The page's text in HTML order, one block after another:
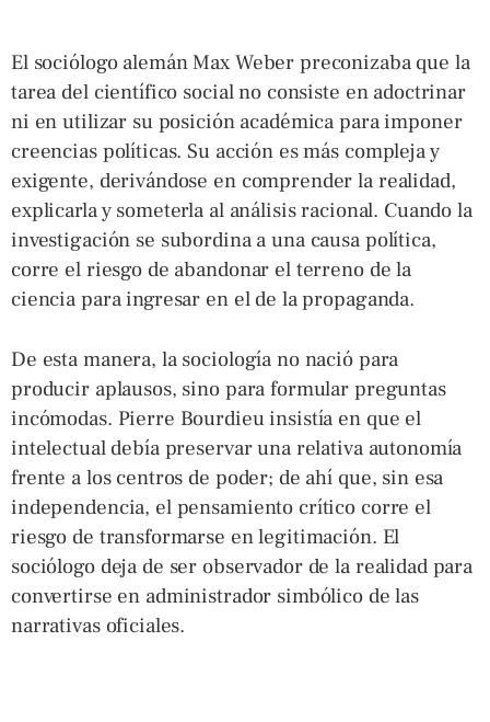
El sociólogo alemán Max Weber preconizaba que la
tarea del científico social no consiste en adoctrinar
ni en utilizar su posición académica para imponer
creencias políticas. Su acción es más compleja y
exigente, derivándose en comprender la realidad,
explicarla y someterla al análisis racional. Cuando la
investigación se subordina a una causa política,
corre el riesgo de abandonar el terreno de la
ciencia para ingresar en el de la propaganda.
De esta manera, la sociología no nació para
producir aplausos, sino para formular preguntas
incómodas. Pierre Bourdieu insistía en que el
intelectual debía preservar una relativa autonomía
frente a los centros de poder; de ahí que, sin esa
independencia, el pensamiento crítico corre el
riesgo de transformarse en legitimación. El
sociólogo deja de ser observador de la realidad para
convertirse en administrador simbólico de las
narrativas oficiales.